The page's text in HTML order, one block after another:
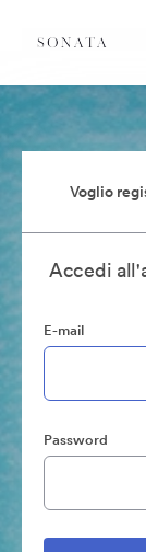
Voglio
Accedi
E-mail
Password